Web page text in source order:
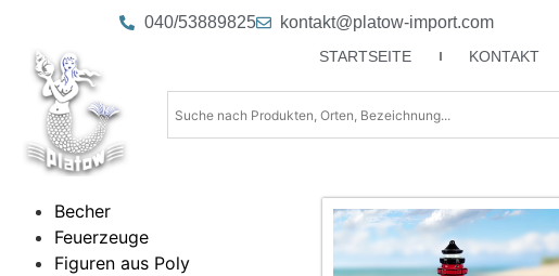
040/53889825 kontakt@platow-import.com
STARTSEITE KONTAKT
Becher
Feuerzeuge
Figuren aus Poly